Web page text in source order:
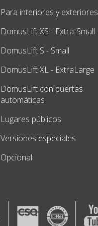
Para interiores y exteriores
DomusLift XS - Extra-Small
DomusLift S - Small
DomusLift XL - ExtraLarge
DomusLift con puertas
automáticas
Lugares públicos
Versiones especiales
Opcional